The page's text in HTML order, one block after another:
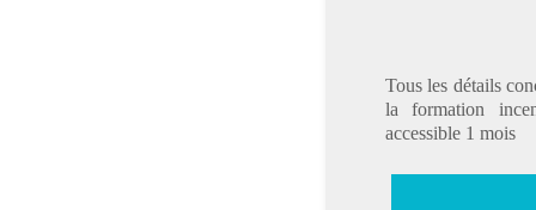
Tous les détails
la formation
accessible 1 mois